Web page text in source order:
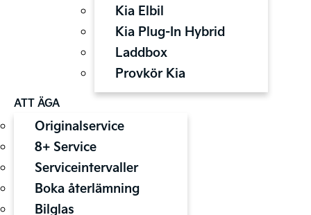
Kia Elbil
Kia Plug-In Hybrid
Laddbox
Provkör Kia
ATT ÄGA
Originalservice
8+ Service
Serviceintervaller
Boka återlämning
Bilglas